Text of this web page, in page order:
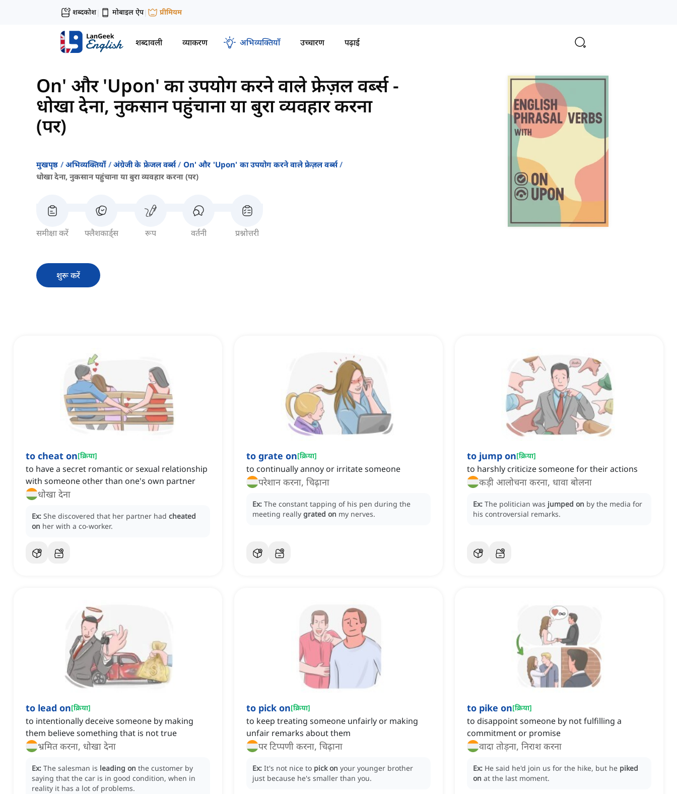
शब्दकोश| मोबाइल ऐप| प्रीमियम
शब्दावली व्याकरण अभिव्यक्तियाँ उच्चारण पढ़ाई
On' और 'Upon' का उपयोग करने वाले फ्रेज़ल वर्ब्स-
धोखा देना, नुकसान पहुंचाना या बुरा व्यवहार करना
(पर)
मुखपृष्ठ अभिव्यक्तियाँ अंग्रेजी के फ्रेजल वर्ब्स
On' और 'upon' का उपयोग करने वाले फ्रेज़ल वर्ब्स
धोखा देना, नुकसान पहुंचाना या बुरा व्यवहार करना (पर)
समीक्षा करें फ्लैशकार्ड्स रूप वर्तनी प्रश्नोत्तरी
शुरू करें
to cheat on[क्रिया]
to have a secret romantic or sexual relationship
with someone other than one's own partner
धोखा देना
Ex: She discovered that her partner had cheated
on her with a co-worker.
to grate on[क्रिया]
to continually annoy or irritate someone
परेशान करना, चिढ़ाना
Ex: The constant tapping of his pen during the
meeting really grated on my nerves.
to jump on[क्रिया]
to harshly criticize someone for their actions
कड़ी आलोचना करना, धावा बोलना
Ex: The politician was jumped on by the media for
his controversial remarks.
to lead on[क्रिया]
to intentionally deceive someone by making
them believe something that is not true
भ्रमित करना, धोखा देना
Ex: The salesman is leading on the customer by
saying that the car is in good condition, when in
reality it has a lot of problems.
to pick on[क्रिया]
to keep treating someone unfairly or making
unfair remarks about them
पर टिप्पणी करना, चिढ़ाना
Ex: It's not nice to pick on your younger brother
just because he's smaller than you.
to pike on[क्रिया]
to disappoint someone by not fulfilling a
commitment or promise
वादा तोड़ना, निराश करना
Ex: He said he'd join us for the hike, but he piked
on at the last moment.